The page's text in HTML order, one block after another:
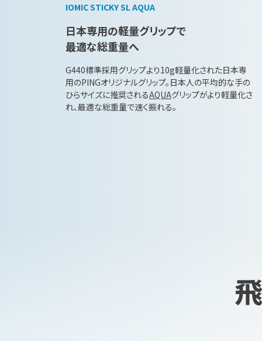
IOMIC STICKY SL AQUA
日本専用の軽量グリップで
最適な総重量へ
G440標準採用グリップより10g軽量化された日本専
用のPINGオリジナルグリップ。日本人の平均的な手の
ひらサイズに推奨されるAQUAグリップがより軽量化さ
れ、最適な総重量で速く振れる。